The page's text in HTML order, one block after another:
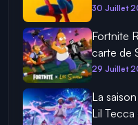
30 Juillet
Fortnite
carte de
29 Juillet
La
Lil Tecca